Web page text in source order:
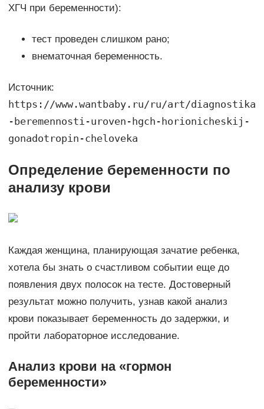
ХГЧ при беременности):
тест проведен слишком рано;
внематочная беременность.
Источник:
https://www.wantbaby.ru/ru/art/diagnostika
-beremennosti-uroven-hgch-horionicheskij-
gonadotropin-cheloveka
Определение беременности по
анализу крови
Каждая женщина, планирующая зачатие ребенка,
хотела бы знать о счастливом событии еще до
появления двух полосок на тесте. Достоверный
результат можно получить, узнав какой анализ
крови показывает беременность до задержки, и
пройти лабораторное исследование.
Анализ крови на «гормон
беременности»